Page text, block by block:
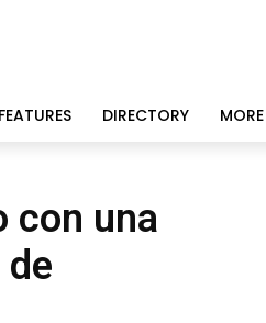
FEATURES DIRECTORY MORE
con una